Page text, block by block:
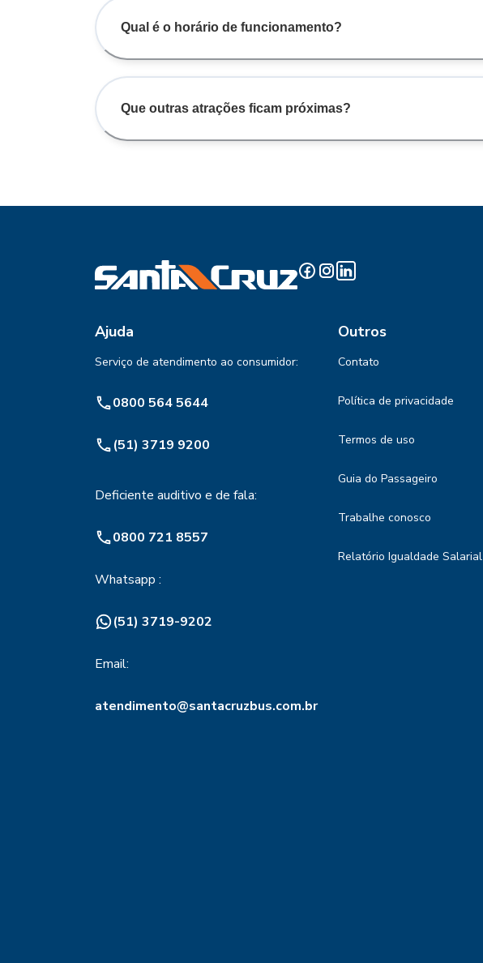
Qual é o horário de funcionamento?
Que outras atrações ficam próximas?
Ajuda
Serviço de atendimento ao consumidor:
0800 564 5644
(51) 3719 9200
Deficiente auditivo e de fala:
0800 721 8557
Whatsapp :
(51) 3719-9202
Email:
atendimento@santacruzbus.com.br
Outros
Contato
Política de privacidade
Termos de uso
Guia do Passageiro
Trabalhe conosco
Relatório Igualdade Salarial